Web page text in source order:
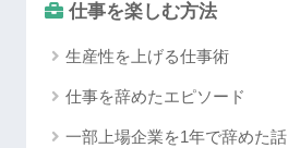
仕事を楽しむ方法
生産性を上げる仕事術
仕事を辞めたエピソード
一部上場企業を1年で辞めた話